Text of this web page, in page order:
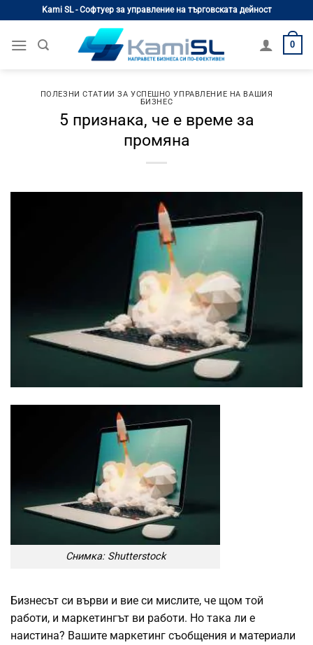
content
Kami SL - Софтуер за управление на търговската дейност
0
ПОЛЕЗНИ СТАТИИ ЗА УСПЕШНО УПРАВЛЕНИЕ НА ВАШИЯ
БИЗНЕС
5 признака, че е време за
промяна
Снимка: Shutterstock
Бизнесът си върви и вие си мислите, че щом той
работи, и маркетингът ви работи. Но така ли е
наистина? Вашите маркетинг съобщения и материали